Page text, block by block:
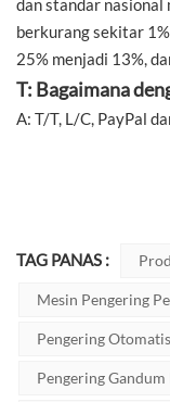
dan standar nasional
berkurang sekitar
25% menjadi 13%,
T: Bagaimana
A: T/T, L/C, PayPal
TAG PANAS :
Mesin Pengering
Pengering
Pengering